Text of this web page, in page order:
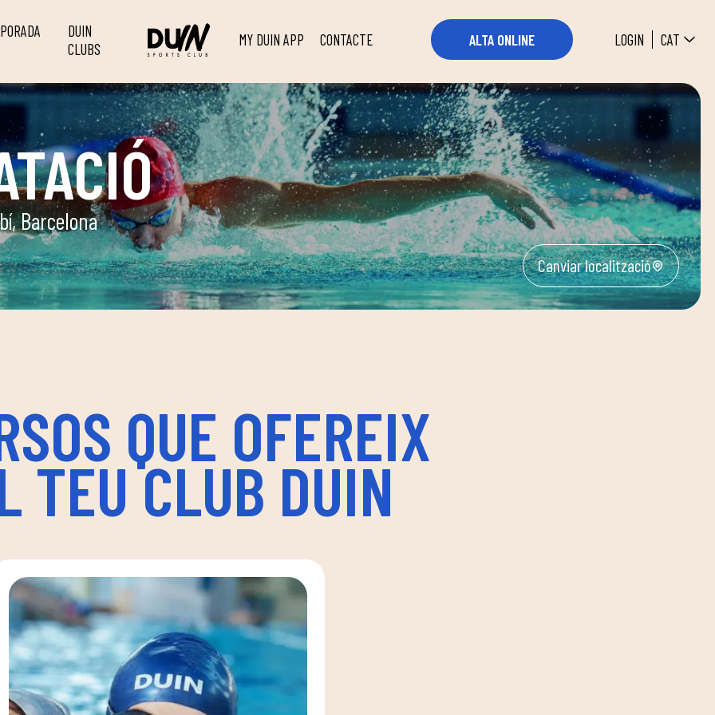
DUIN
CLUBS
MY DUIN APP CONTACTE ALTA ONLINE LOGIN CAT
Barcelona
Canviar localització
QUE OFEREIX
TEU CLUB DUIN